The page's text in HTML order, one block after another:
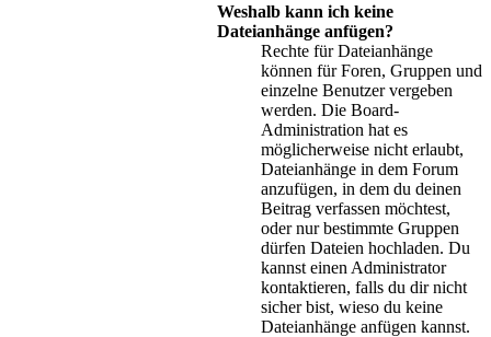
Weshalb kann ich keine
Dateianhänge anfügen?
Rechte für Dateianhänge
können für Foren, Gruppen und
einzelne Benutzer vergeben
werden. Die Board-
Administration hat es
möglicherweise nicht erlaubt,
Dateianhänge in dem Forum
anzufügen, in dem du deinen
Beitrag verfassen möchtest,
oder nur bestimmte Gruppen
dürfen Dateien hochladen. Du
kannst einen Administrator
kontaktieren, falls du dir nicht
sicher bist, wieso du keine
Dateianhänge anfügen kannst.